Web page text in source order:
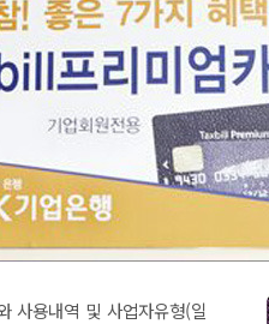
사용내역 및 사업자유형(일